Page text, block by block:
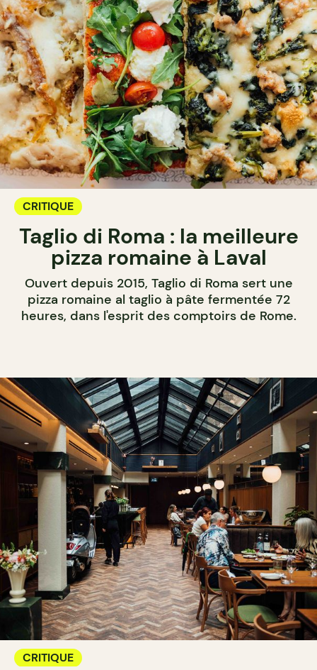
CRITIQUE
Taglio di Roma : la meilleure
pizza romaine à Laval
Ouvert depuis 2015, Taglio di Roma sert une
pizza romaine al taglio à pâte fermentée 72
heures, dans l'esprit des comptoirs de Rome.
CRITIQUE